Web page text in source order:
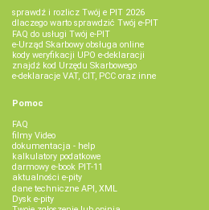
sprawdź i rozlicz Twój e PIT 2026
dlaczego warto sprawdzić Twój e-PIT
FAQ do usługi Twój e-PIT
e-Urząd Skarbowy obsługa online
kody weryfikacji UPO e-deklaracji
znajdź kod Urzędu Skarbowego
e-deklaracje VAT, CIT, PCC oraz inne
Pomoc
FAQ
filmy Video
dokumentacja - help
kalkulatory podatkowe
darmowy e-book PIT-11
aktualności e-pity
dane techniczne API, XML
Dysk e-pity